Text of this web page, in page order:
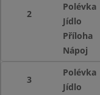
2
Polévka
Jídlo
Příloha
Nápoj
3
Polévka
Jídlo